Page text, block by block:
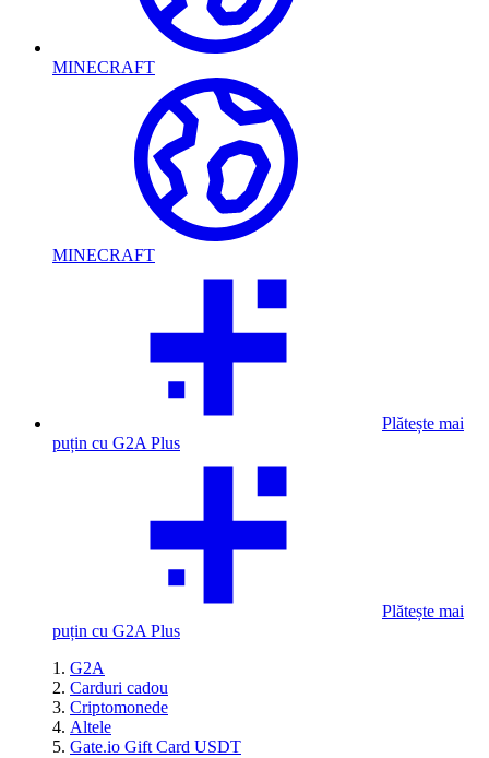
MINECRAFT
MINECRAFT
Plătește mai
puțin cu G2A Plus
Plătește mai
puțin cu G2A Plus
G2A
Carduri cadou
Criptomonede
Altele
Gate.io Gift Card USDT